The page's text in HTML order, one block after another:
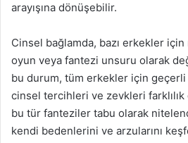
arayışına dönüşebilir.
Cinsel bağlamda, bazı erkekler
oyun veya fantezi unsuru olarak
bu durum, tüm erkekler için
cinsel tercihleri ve zevkleri
bu tür fanteziler tabu olarak
kendi bedenlerini ve arzularını